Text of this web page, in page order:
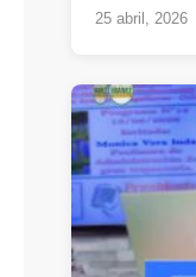
25 abril, 2026